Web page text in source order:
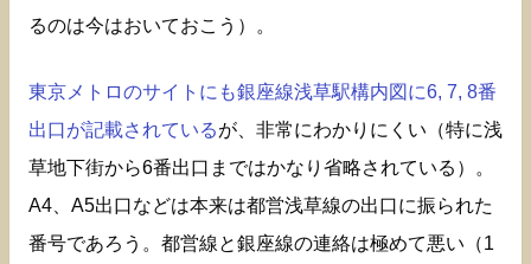
るのは今はおいておこう）。
東京メトロのサイトにも銀座線浅草駅構内図に6, 7, 8番
出口が記載されているが、非常にわかりにくい（特に浅
草地下街から6番出口まではかなり省略されている）。
A4、A5出口などは本来は都営浅草線の出口に振られた
番号であろう。都営線と銀座線の連絡は極めて悪い（1